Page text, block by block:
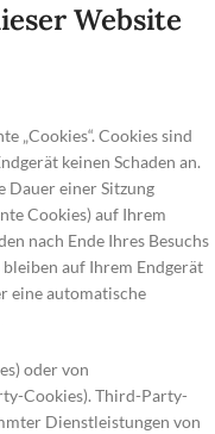
Website
„Cookies“. Cookies sind
keinen Schaden an.
Dauer einer Sitzung
Cookies) auf Ihrem
nach Ende Ihres Besuchs
auf Ihrem Endgerät
eine automatische
oder von
Cookies). Third-Party-
Dienstleistungen von